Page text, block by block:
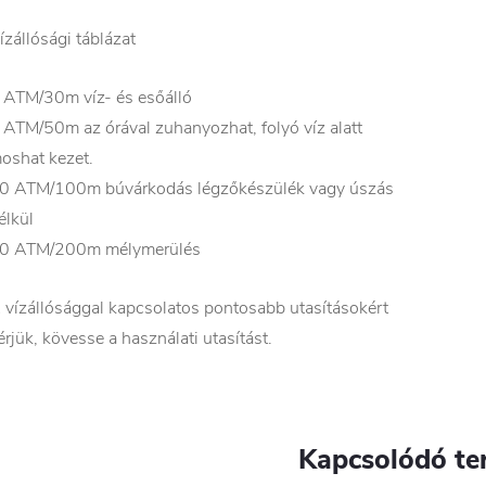
táblázat
30m víz- és esőálló
50m az órával zuhanyozhat, folyó víz alatt
kezet.
ATM/100m búvárkodás légzőkészülék vagy úszás
ATM/200m mélymerülés
vízállósággal kapcsolatos pontosabb utasításokért
kövesse a használati utasítást.
Kapcsolódó